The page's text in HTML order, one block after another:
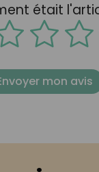
était
mon avis